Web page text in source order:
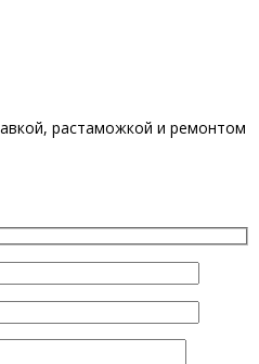
растаможкой и ремонтом